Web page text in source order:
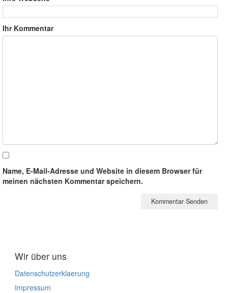
Ihr Kommentar
Name, E-Mail-Adresse und Website in diesem Browser für
meinen nächsten Kommentar speichern.
Wir über uns
Datenschutzerklaerung
Impressum